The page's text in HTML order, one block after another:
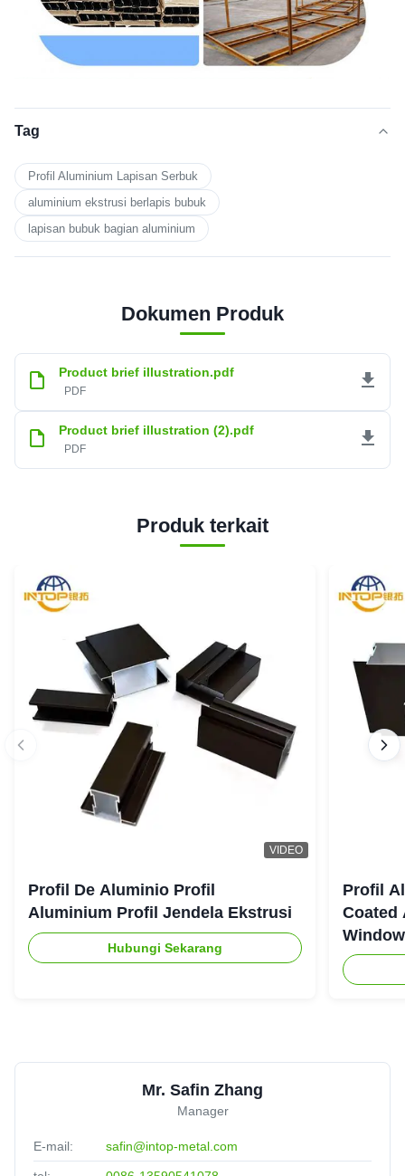
Tag
Profil Aluminium Lapisan Serbuk
aluminium ekstrusi berlapis bubuk
lapisan bubuk bagian aluminium
Dokumen Produk
Product brief illustration.pdf
PDF
Product brief illustration (2).pdf
PDF
Produk terkait
VIDEO
Profil De Aluminio Profil
Aluminium Profil Jendela Ekstrusi
Hubungi Sekarang
Profil
Coated
Mr. Safin Zhang
Manager
E-mail: safin@intop-metal.com